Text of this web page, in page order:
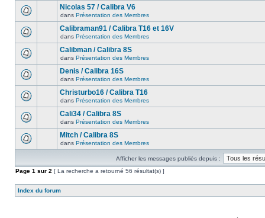
Nicolas 57 / Calibra V6
dans Présentation des Membres
Calibraman91 / Calibra T16 et 16V
dans Présentation des Membres
Calibman / Calibra 8S
dans Présentation des Membres
Denis / Calibra 16S
dans Présentation des Membres
Christurbo16 / Calibra T16
dans Présentation des Membres
Cali34 / Calibra 8S
dans Présentation des Membres
Mitch / Calibra 8S
dans Présentation des Membres
Afficher les messages publiés depuis :
Page 1 sur 2 [ La recherche a retourné 56 résultat(s) ]
Index du forum